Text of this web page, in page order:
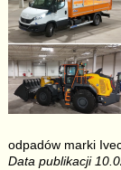
o
o
k
n
k
odpadów marki
Data publikacji